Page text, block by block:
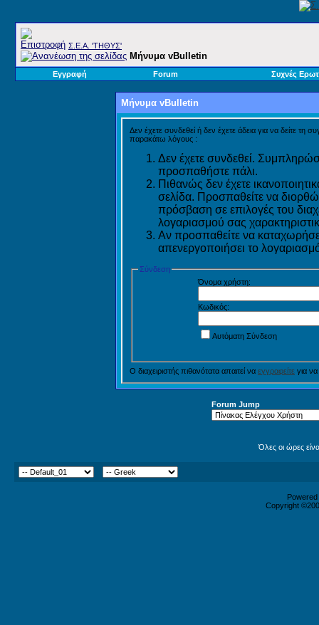
Σ.E.A. 'ΤΗΘΥΣ'
Μήνυμα vBulletin
Εγγραφή Forum Συχνές
Μήνυμα vBulletin
Δεν έχετε συνδεθεί ή δεν έχετε άδεια για να δείτε τη
παρακάτω λόγους :
Δεν έχετε συνδεθεί.
προσπαθήστε πάλι.
Πιθανώς δεν έχετε
σελίδα. Προσπαθείτε να
πρόσβαση σε επιλογές του
λογαριασμού σας
Αν προσπαθείτε να
απενεργοποιήσει το
Σύνδεση
Όνομα χρήστη:
Κωδικός:
Αυτόματη Σύνδεση
Ο διαχειριστής πιθανότατα απαιτεί να εγγραφείτε για
Forum Jump
Όλες οι ώρες
Copyright